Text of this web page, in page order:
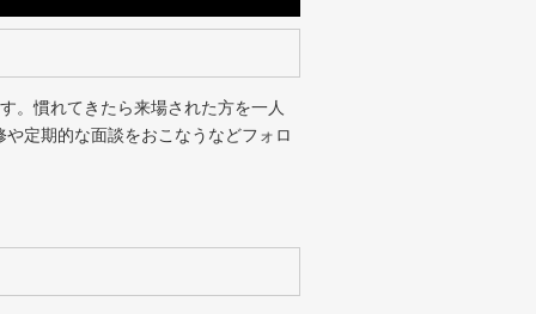
。慣れてきたら来場された方を一人
定期的な面談をおこなうなどフォロ